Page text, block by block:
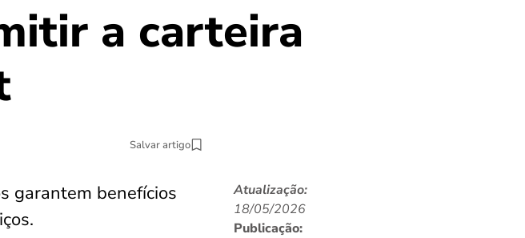
a carteira
Salvar artigo
garantem benefícios
Atualização:
18/05/2026
Publicação: